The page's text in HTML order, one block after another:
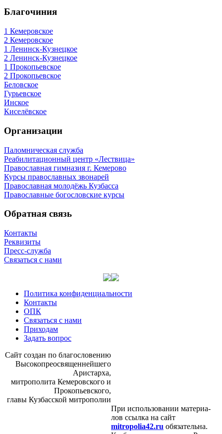
Благочиния
1 Кемеровское
2 Кемеровское
1 Ленинск-Кузнецкое
2 Ленинск-Кузнецкое
1 Прокопьевское
2 Прокопьевское
Беловское
Гурьевское
Инское
Киселёвское
Организации
Паломническая служба
Реабилитационный центр «Лествица»
Православная гимназия г. Кемерово
Курсы православных звонарей
Православная молодёжь Кузбасса
Православные богословские курсы
Обратная связь
Контакты
Реквизиты
Пресс-служба
Связаться с нами
Политика конфиденциальности
Контакты
ОПК
Связаться с нами
Приходам
Задать вопрос
Сайт со­здан по бла­го­сло­ве­нию
Вы­со­ко­прео­свя­щен­ней­ше­го
Ари­стар­ха,
мит­ро­по­ли­та Ке­ме­ров­ско­го и
Про­ко­пьев­ско­го,
гла­вы Куз­бас­ской мит­ро­по­лии
При ис­поль­зо­ва­нии ма­те­ри­а­
лов ссыл­ка на сайт
mitropolia42.ru обя­за­тель­на.